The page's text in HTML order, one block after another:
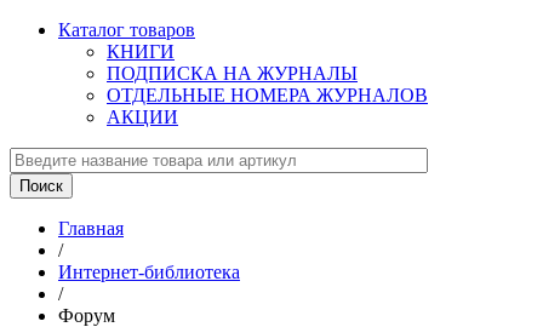
Каталог товаров
КНИГИ
ПОДПИСКА НА ЖУРНАЛЫ
ОТДЕЛЬНЫЕ НОМЕРА ЖУРНАЛОВ
АКЦИИ
Главная
/
Интернет-библиотека
/
Форум